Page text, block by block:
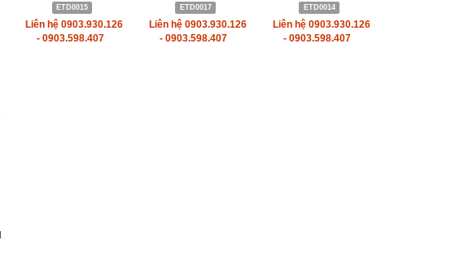
ETD0015
Liên hệ 0903.930.126
- 0903.598.407
ETD0017
Liên hệ 0903.930.126
- 0903.598.407
ETD0014
Liên hệ 0903.930.126
- 0903.598.407